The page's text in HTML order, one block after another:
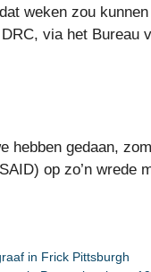
weken zou
via het Bureau
hebben gedaan,
op zo’n wrede
in Frick Pittsburgh